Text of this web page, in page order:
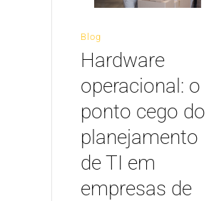
Blog
Hardware
operacional: o
ponto cego do
planejamento
de TI em
empresas de